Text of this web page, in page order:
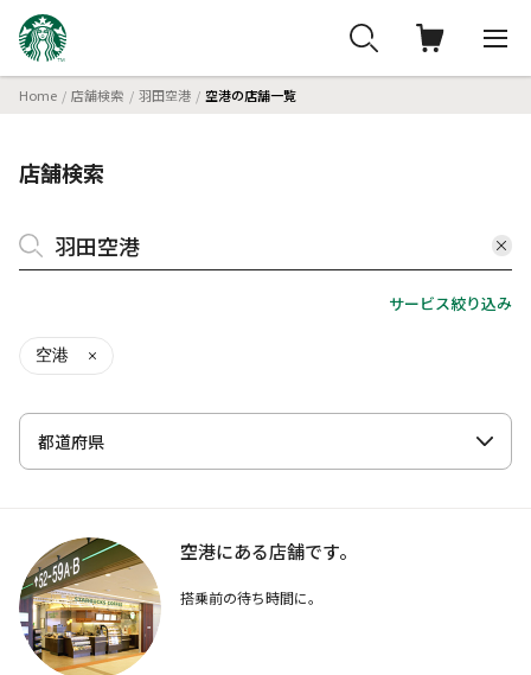
Home 店舗検索 羽田空港 空港の店舗一覧
店舗検索
サービス絞り込み
空港
都道府県
空港にある店舗です。
搭乗前の待ち時間に。